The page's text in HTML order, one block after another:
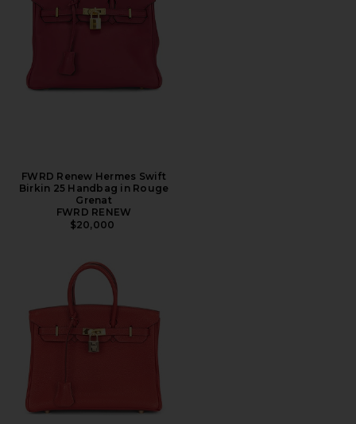
FWRD Renew Hermes Swift
Birkin 25 Handbag in Rouge
Grenat
FWRD RENEW
$20,000